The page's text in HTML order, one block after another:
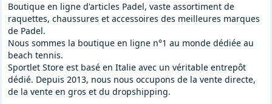
Boutique en ligne d'articles Padel, vaste assortiment de
raquettes, chaussures et accessoires des meilleures marques
de Padel.
Nous sommes la boutique en ligne n°1 au monde dédiée au
beach tennis.
Sportlet Store est basé en Italie avec un véritable entrepôt
dédié. Depuis 2013, nous nous occupons de la vente directe,
de la vente en gros et du dropshipping.